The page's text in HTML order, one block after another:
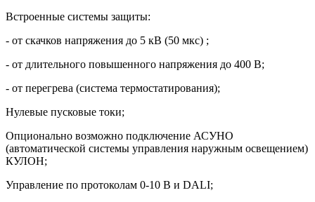
Встроенные системы защиты:
- от скачков напряжения до 5 кВ (50 мкс) ;
- от длительного повышенного напряжения до 400 В;
- от перегрева (система термостатирования);
Нулевые пусковые токи;
Опционально возможно подключение АСУНО
(автоматической системы управления наружным освещением)
КУЛОН;
Управление по протоколам 0-10 В и DALI;